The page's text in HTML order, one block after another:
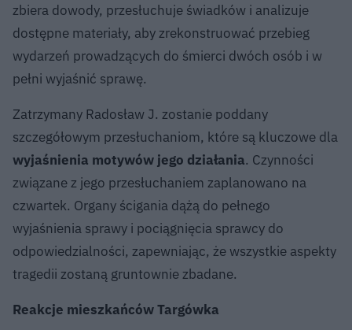
zbiera dowody, przesłuchuje świadków i analizuje
dostępne materiały, aby zrekonstruować przebieg
wydarzeń prowadzących do śmierci dwóch osób i w
pełni wyjaśnić sprawę.
Zatrzymany Radosław J. zostanie poddany
szczegółowym przesłuchaniom, które są kluczowe dla
wyjaśnienia motywów jego działania. Czynności
związane z jego przesłuchaniem zaplanowano na
czwartek. Organy ścigania dążą do pełnego
wyjaśnienia sprawy i pociągnięcia sprawcy do
odpowiedzialności, zapewniając, że wszystkie aspekty
tragedii zostaną gruntownie zbadane.
Reakcje mieszkańców Targówka